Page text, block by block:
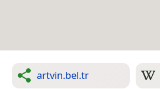
artvin.bel.tr